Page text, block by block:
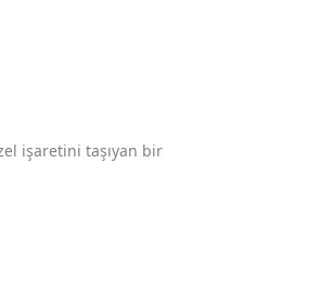
işaretini taşıyan bir